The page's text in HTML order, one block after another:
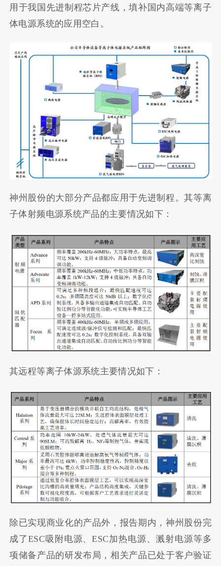
用于我国先进制程芯片产线，填补国内高端等离子
体电源系统的应用空白。
神州股份的大部分产品都应用于先进制程。其等离
子体射频电源系统产品的主要情况如下：
其远程等离子体源系统主要情况如下：
除已实现商业化的产品外，报告期内，神州股份完
成了ESC吸附电源、ESC加热电源、溅射电源等多
项储备产品的研发布局，相关产品已处于客户验证